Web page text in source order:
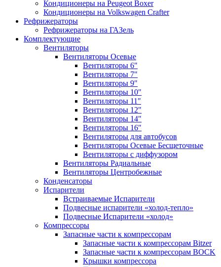
Кондиционеры на Peugeot Boxer
Кондиционеры на Volkswagen Crafter
Рефрижераторы
Рефрижераторы на ГАЗель
Комплектующие
Вентиляторы
Вентиляторы Осевые
Вентиляторы 6"
Вентиляторы 7"
Вентиляторы 9"
Вентиляторы 10"
Вентиляторы 11"
Вентиляторы 12"
Вентиляторы 14"
Вентиляторы 16"
Вентиляторы для автобусов
Вентиляторы Осевые Бесщеточные
Вентиляторы с диффузором
Вентиляторы Радиальные
Вентиляторы Центробежные
Конденсаторы
Испарители
Встраиваемые Испарители
Подвесные испарители «холод-тепло»
Подвесные Испарители «холод»
Компрессоры
Запасные части к компрессорам
Запасные части к компрессорам Bitzer
Запасные части к компрессорам BOCK
Крышки компрессора